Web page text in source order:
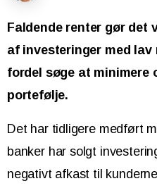
Faldende renter gør det
af investeringer med lav
fordel søge at minimere
portefølje.
Det har tidligere medført
banker har solgt
negativt afkast til